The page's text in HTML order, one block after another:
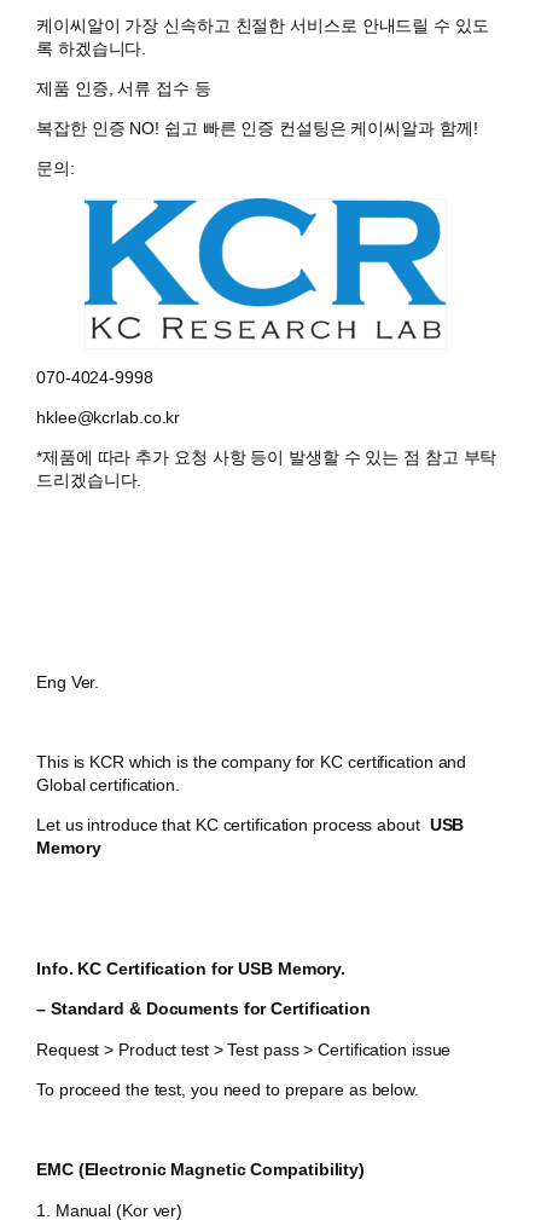
케이씨알이 가장 신속하고 친절한 서비스로 안내드릴 수 있도
록 하겠습니다.
제품 인증, 서류 접수 등
복잡한 인증 NO! 쉽고 빠른 인증 컨설팅은 케이씨알과 함께!
문의:
070-4024-9998
hklee@kcrlab.co.kr
*제품에 따라 추가 요청 사항 등이 발생할 수 있는 점 참고 부탁
드리겠습니다.
Eng Ver.
This is KCR which is the company for KC certification and
Global certification.
Let us introduce that KC certification process aboutUSB
Memory
Info. KC Certification for USB Memory.
– Standard & Documents for Certification
Request > Product test > Test pass > Certification issue
To proceed the test, you need to prepare as below.
EMC (Electronic Magnetic Compatibility)
1. Manual (Kor ver)